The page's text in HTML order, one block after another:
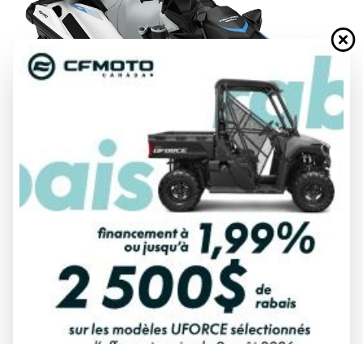
DEMANDE DE FINANCEMENT
ÉVALUATION DE VOTRE ÉCHANGE
Spécifications